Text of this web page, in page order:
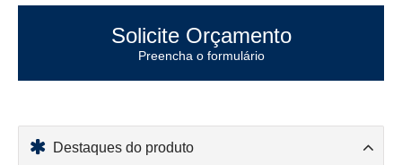
Solicite Orçamento
Preencha o formulário
Destaques do produto